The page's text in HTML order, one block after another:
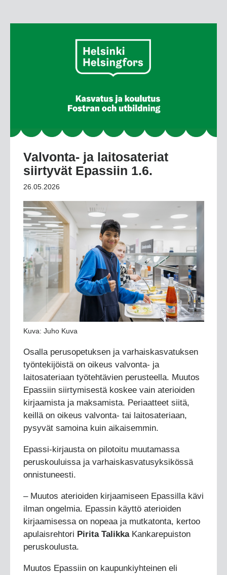
Valvonta- ja laitosateriat
siirtyvät Epassiin 1.6.
26.05.2026
Kuva: Juho Kuva
Osalla perusopetuksen ja varhaiskasvatuksen
työntekijöistä on oikeus valvonta- ja
laitosateriaan työtehtävien perusteella. Muutos
Epassiin siirtymisestä koskee vain aterioiden
kirjaamista ja maksamista. Periaatteet siitä,
keillä on oikeus valvonta- tai laitosateriaan,
pysyvät samoina kuin aikaisemmin.
Epassi-kirjausta on pilotoitu muutamassa
peruskouluissa ja varhaiskasvatusyksikössä
onnistuneesti.
– Muutos aterioiden kirjaamiseen Epassilla kävi
ilman ongelmia. Epassin käyttö aterioiden
kirjaamisessa on nopeaa ja mutkatonta, kertoo
apulaisrehtori Pirita TalikkaKankarepuiston
peruskoulusta.
Muutos Epassiin on kaupunkiyhteinen eli